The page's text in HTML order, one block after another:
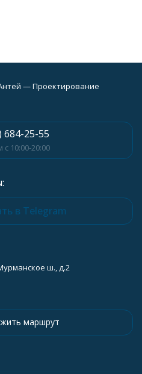
— Проектирование
684-25-55
10:00-20:00
в Telegram
ш., д.2
маршрут